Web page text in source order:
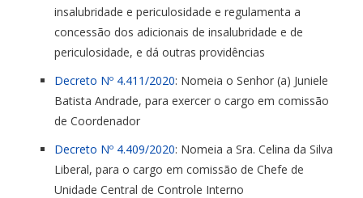
insalubridade e periculosidade e regulamenta a
concessão dos adicionais de insalubridade e de
periculosidade, e dá outras providências
Decreto Nº 4.411/2020: Nomeia o Senhor (a) Juniele
Batista Andrade, para exercer o cargo em comissão
de Coordenador
Decreto Nº 4.409/2020: Nomeia a Sra. Celina da Silva
Liberal, para o cargo em comissão de Chefe de
Unidade Central de Controle Interno